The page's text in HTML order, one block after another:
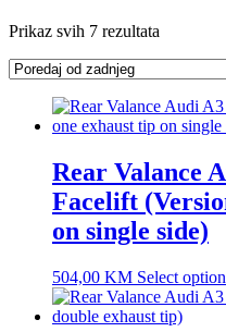
Prikaz svih 7 rezultata
Rear Valance
Facelift
on single side)
504,00 KM Select